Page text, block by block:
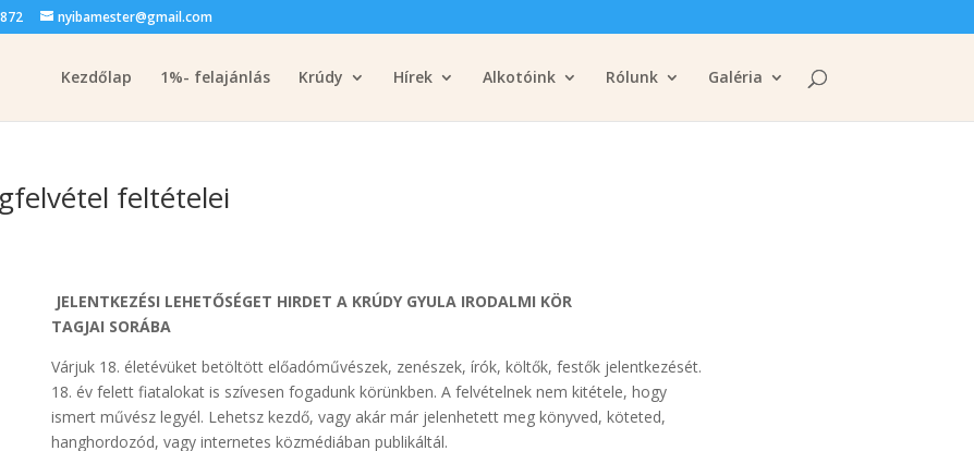
nyibamester@gmail.com
Kezdőlap 1%- felajánlás Krúdy Hírek Alkotóink Rólunk Galéria
feltételei
JELENTKEZÉSI LEHETŐSÉGET HIRDET A KRÚDY GYULA IRODALMI KÖR
TAGJAI SORÁBA
Várjuk 18. életévüket betöltött előadóművészek, zenészek, írók, költők, festők jelentkezését.
18. év felett fiatalokat is szívesen fogadunk körünkben. A felvételnek nem kitétele, hogy
ismert művész legyél. Lehetsz kezdő, vagy akár már jelenhetett meg könyved, köteted,
hanghordozód, vagy internetes közmédiában publikáltál.